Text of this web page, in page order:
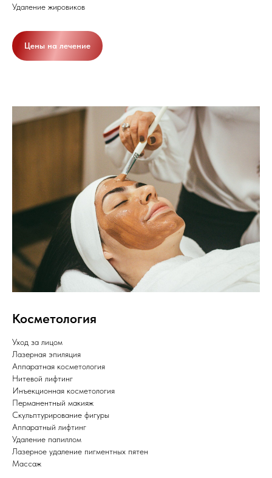
Удаление жировиков
Цены на лечение
Косметология
Уход за лицом
Лазерная эпиляция
Аппаратная косметология
Нитевой лифтинг
Инъекционная косметология
Перманентный макияж
Скульптурирование фигуры
Аппаратный лифтинг
Удаление папиллом
Лазерное удаление пигментных пятен
Массаж